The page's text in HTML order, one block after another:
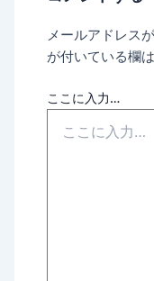
メールアドレス
が付いている欄
ここに入力…